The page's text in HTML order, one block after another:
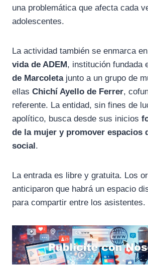
una problemática que afecta cada
adolescentes.
La actividad también se enmarca
vida de ADEM, institución fundada
de Marcoletajunto a un grupo de
ellas Chichí Ayello de Ferrer,
referente. La entidad, sin fines de
apolítico, busca desde sus inicios
de la mujer y promover espacios
social.
La entrada es libre y gratuita. Los
anticiparon que habrá un espacio
para compartir entre los asistentes.